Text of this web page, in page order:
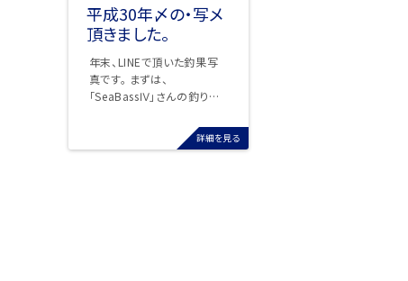
平成30年〆の・写メ
頂きました。
年末、LINEで頂いた釣果写
真です。 まずは、
「SeaBassⅣ」さんの釣り納
詳細を見る